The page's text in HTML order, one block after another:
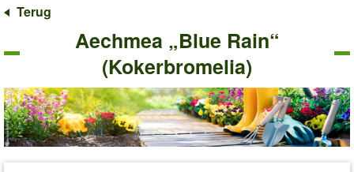
Terug
Aechmea „Blue Rain“
(Kokerbromelia)